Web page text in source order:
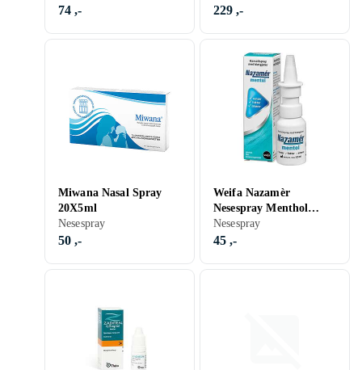
74 ,- 229 ,-
Miwana Nasal Spray
20X5ml
Nesespray
50 ,-
Weifa Nazamèr
Nesespray Menthol
20ml
Nesespray
45 ,-